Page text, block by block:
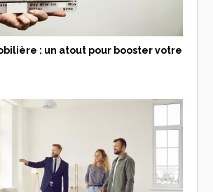
: un atout pour booster votre